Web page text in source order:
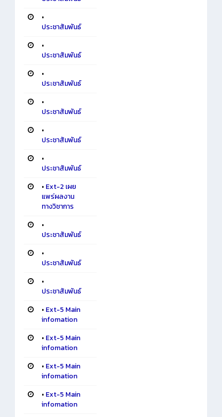
•
ประชาสัมพันธ์
•
ประชาสัมพันธ์
•
ประชาสัมพันธ์
•
ประชาสัมพันธ์
•
ประชาสัมพันธ์
•
ประชาสัมพันธ์
• Ext-2 เผย
แพร่ผลงาน
ทางวิชาการ
•
ประชาสัมพันธ์
•
ประชาสัมพันธ์
•
ประชาสัมพันธ์
• Ext-5 Main
infomation
• Ext-5 Main
infomation
• Ext-5 Main
infomation
• Ext-5 Main
infomation